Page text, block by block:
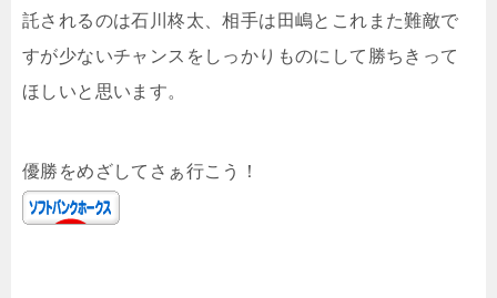
託されるのは石川柊太、相手は田嶋とこれまた難敵で
すが少ないチャンスをしっかりものにして勝ちきって
ほしいと思います。
優勝をめざしてさぁ行こう！